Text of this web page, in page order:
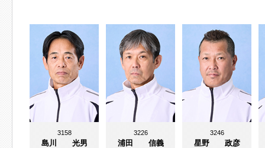
3158
島川 光男
3226
浦田 信義
3246
星野 政彦